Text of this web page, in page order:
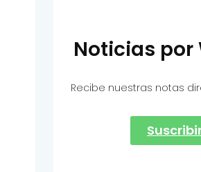
Noticias por
Recibe nuestras notas